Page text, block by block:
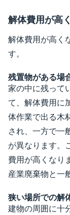
解体費用が高
解体費用が高く
す。
残置物がある場
家の中に残って
て、解体費用に
体作業で出る木
され、一方で一
が異なります。
費用が高くなり
産業廃棄物と一
狭い場所での解
建物の周囲に十